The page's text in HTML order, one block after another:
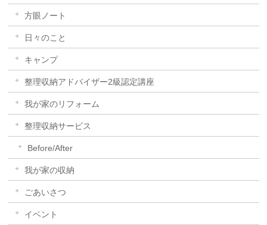
方眼ノート
日々のこと
キャンプ
整理収納アドバイザー2級認定講座
我が家のリフォーム
整理収納サービス
Before/After
我が家の収納
ごあいさつ
イベント